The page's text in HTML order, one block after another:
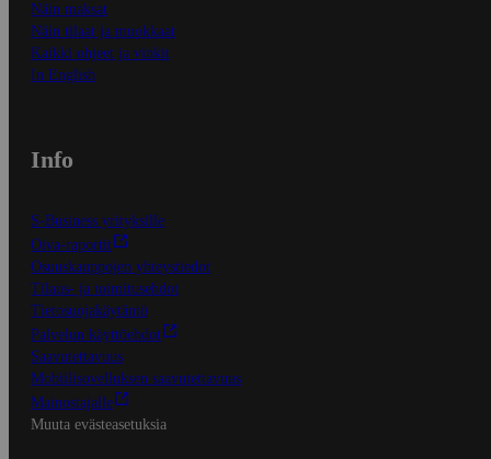
Näin maksat
Näin tilaat ja muokkaat
Kaikki ohjeet ja vinkit
In English
Info
S-Business yrityksille
Oiva-raportit
Osuuskauppojen yhteystiedot
Tilaus- ja toimitusehdot
Tietosuojakäytäntö
Palvelun käyttöehdot
Saavutettavuus
Mobiilisovelluksen saavutettavuus
Mainostajalle
Muuta evästeasetuksia